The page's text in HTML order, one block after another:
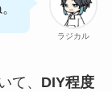
ラジカル
て、 DIY程度